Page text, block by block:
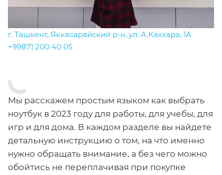
г. Ташкент, Яккасарайский р-н, ул. А.Каххара, 1А
+99871 200 40 05
Мы расскажем простым языком как выбрать
ноутбук в 2023 году для работы, для учебы, для
игр и для дома. В каждом разделе вы найдете
детальную инструкцию о том, на что именно
нужно обращать внимание, а без чего можно
обойтись не переплачивая при покупке